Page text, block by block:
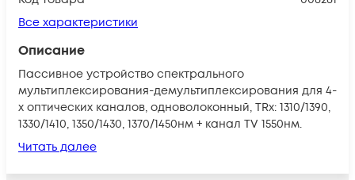
Все характеристики
Описание
Пассивное устройство спектрального
мультиплексирования-демультиплексирования для 4-
х оптических каналов, одноволоконный, TRx: 1310/1390,
1330/1410, 1350/1430, 1370/1450нм + канал TV 1550нм.
Читать далее